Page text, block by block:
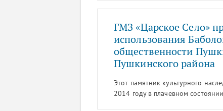
ГМЗ «Царское Село»
использования
общественности
Пушкинского района
Этот памятник культурного
2014 году в плачевном